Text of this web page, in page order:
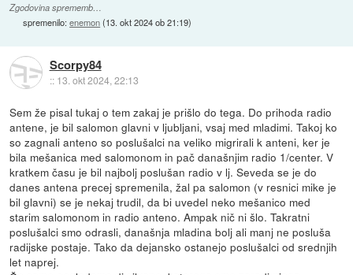
Zgodovina sprememb…
spremenilo:enemon(13. okt 2024 ob 21:19)
Scorpy84
:: 13. okt 2024, 22:13
Sem že pisal tukaj o tem zakaj je prišlo do tega. Do prihoda radio
antene, je bil salomon glavni v ljubljani, vsaj med mladimi. Takoj ko
so zagnali anteno so poslušalci na veliko migrirali k anteni, ker je
bila mešanica med salomonom in pač današnjim radio 1/center. V
kratkem času je bil najbolj poslušan radio v lj. Seveda se je do
danes antena precej spremenila, žal pa salomon (v resnici mike je
bil glavni) se je nekaj trudil, da bi uvedel neko mešanico med
starim salomonom in radio anteno. Ampak nič ni šlo. Takratni
poslušalci smo odrasli, današnja mladina bolj ali manj ne posluša
radijske postaje. Tako da dejansko ostanejo poslušalci od srednjih
let naprej.